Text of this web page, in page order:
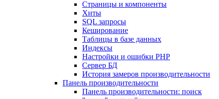
Страницы и компоненты
Хиты
SQL запросы
Кеширование
Таблицы в базе данных
Индексы
Настройки и ошибки PHP
Сервер БД
История замеров производительности
Панель производительности
Панель производительности: поиск